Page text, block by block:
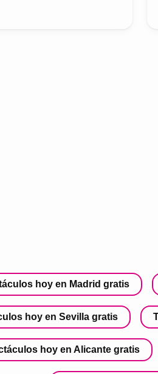
hoy en Madrid gratis
hoy en Sevilla gratis
hoy en Alicante gratis